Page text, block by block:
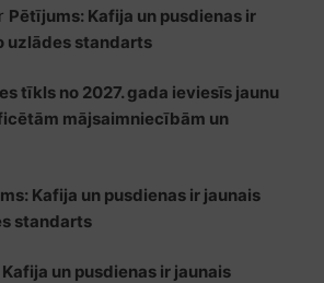
Pētījums: Kafija un pusdienas ir
uzlādes standarts
tīkls no 2027. gada ieviesīs jaunu
mājsaimniecībām un
Kafija un pusdienas ir jaunais
standarts
un pusdienas ir jaunais